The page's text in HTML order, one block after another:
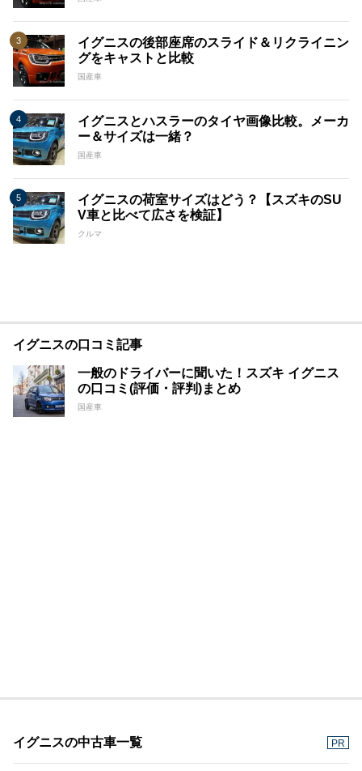
イグニスの後部座席のスライド＆リクライニン
グをキャストと比較
国産車
イグニスとハスラーのタイヤ画像比較。メーカ
ー＆サイズは一緒？
国産車
イグニスの荷室サイズはどう？【スズキのSU
V車と比べて広さを検証】
クルマ
イグニスの口コミ記事
一般のドライバーに聞いた！スズキ イグニス
の口コミ(評価・評判)まとめ
国産車
イグニスの中古車一覧 PR